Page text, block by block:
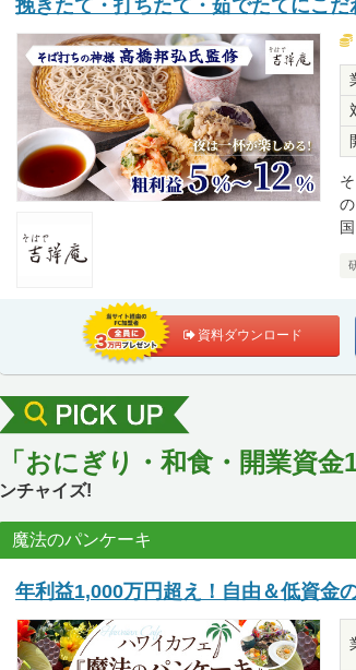
挽きたて・打ちたて・茹でたてにこだ
資料ダウンロード
「おにぎり・和食・開業資金
ンチャイズ!
魔法のパンケーキ
年利益1,000万円超え！自由＆低資金